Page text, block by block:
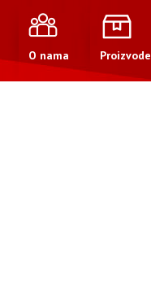
O nama Proizvode